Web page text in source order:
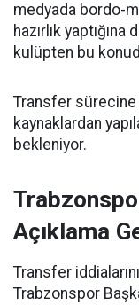
medyada bordo-
hazırlık yaptığına
kulüpten bu
Transfer
kaynaklardan
bekleniyor.
Açıklama
Transfer
Trabzonspor